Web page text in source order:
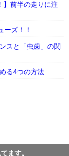
】前半の走りに注
ーズ！！
スと「虫歯」の関
る4つの方法
ます。